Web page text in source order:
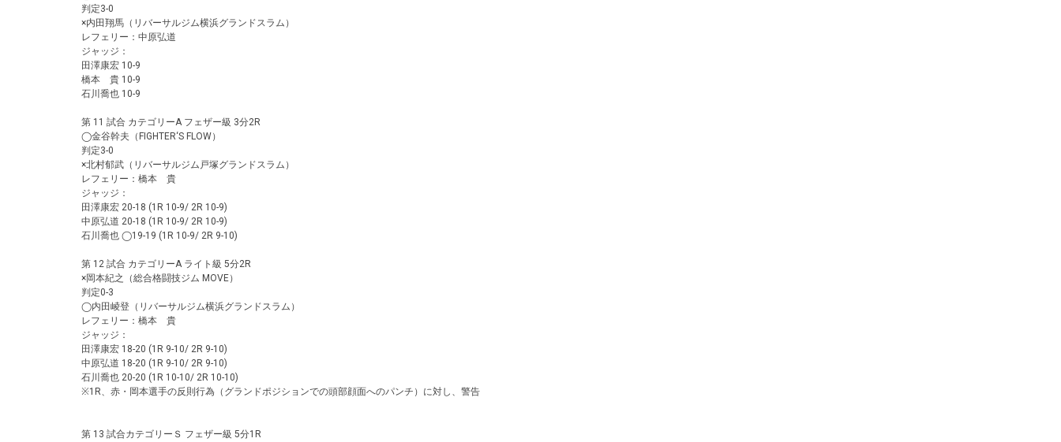
判定3-0
×内田翔馬（リバーサルジム横浜グランドスラム）
レフェリー：中原弘道
ジャッジ：
田澤康宏 10-9
橋本 貴 10-9
石川喬也 10-9
第 11 試合 カテゴリーA フェザー級 3分2R
◯⾦谷幹夫（FIGHTER‘S FLOW）
判定3-0
×北村郁武（リバーサルジム戸塚グランドスラム）
レフェリー：橋本 貴
ジャッジ：
田澤康宏 20-18 (1R 10-9/ 2R 10-9)
中原弘道 20-18 (1R 10-9/ 2R 10-9)
石川喬也 ◯19-19 (1R 10-9/ 2R 9-10)
第 12 試合 カテゴリーA ライト級 5分2R
×岡本紀之（総合格闘技ジム MOVE）
判定0-3
◯内田崚登（リバーサルジム横浜グランドスラム）
レフェリー：橋本 貴
ジャッジ：
田澤康宏 18-20 (1R 9-10/ 2R 9-10)
中原弘道 18-20 (1R 9-10/ 2R 9-10)
石川喬也 20-20 (1R 10-10/ 2R 10-10)
※1R、赤・岡本選手の反則行為（グランドポジションでの頭部顔面へのパンチ）に対し、警告
第 13 試合カテゴリーＳ フェザー級 5分1R